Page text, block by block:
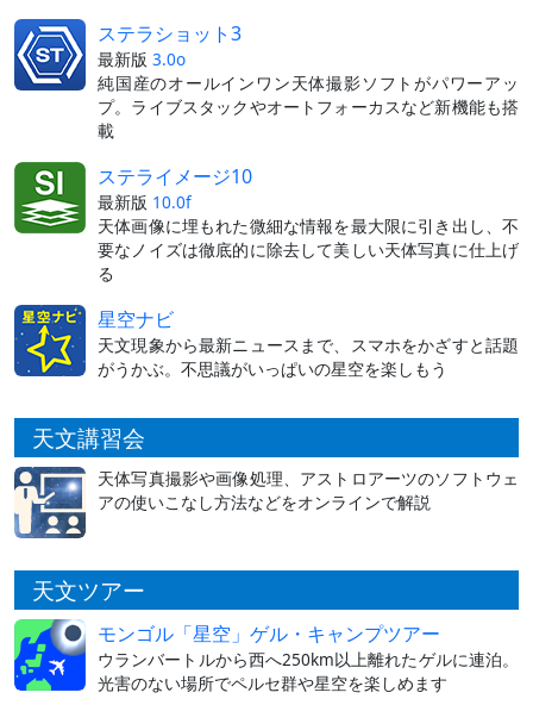
ステラショット3
最新版 3.0o
純国産のオールインワン天体撮影ソフトがパワーアッ
プ。ライブスタックやオートフォーカスなど新機能も搭
載
ステライメージ10
最新版 10.0f
天体画像に埋もれた微細な情報を最大限に引き出し、不
要なノイズは徹底的に除去して美しい天体写真に仕上げ
る
星空ナビ
天文現象から最新ニュースまで、スマホをかざすと話題
がうかぶ。不思議がいっぱいの星空を楽しもう
天文講習会
天体写真撮影や画像処理、アストロアーツのソフトウェ
アの使いこなし方法などをオンラインで解説
天文ツアー
モンゴル「星空」ゲル・キャンプツアー
ウランバートルから西へ250km以上離れたゲルに連泊。
光害のない場所でペルセ群や星空を楽しめます